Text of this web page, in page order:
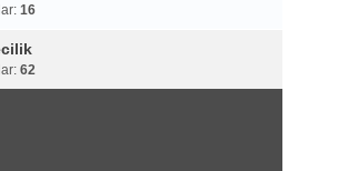
16
62